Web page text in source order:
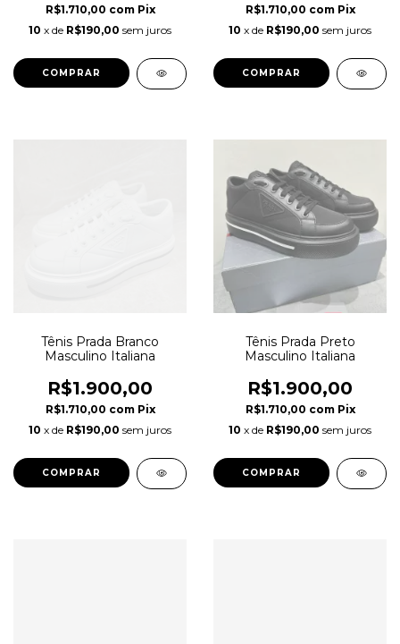
R$1.710,00 com Pix
10 x de R$190,00 sem juros
COMPRAR
R$1.710,00 com Pix
10 x de R$190,00 sem juros
COMPRAR
Tênis Prada Branco
Masculino Italiana
R$1.900,00
R$1.710,00 com Pix
10 x de R$190,00 sem juros
COMPRAR
Tênis Prada Preto
Masculino Italiana
R$1.900,00
R$1.710,00 com Pix
10 x de R$190,00 sem juros
COMPRAR